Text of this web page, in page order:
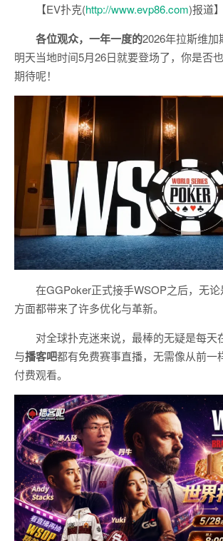
【EV扑克(http://www.evp86.com)报道】
各位观众，一年一度的2026年拉斯维
明天当地时间5月26日就要登场了，你是否
期待呢！
在GGPoker正式接手WSOP之后，无
方面都带来了许多优化与革新。
对全球扑克迷来说，最棒的无疑是每天
与播客吧都有免费赛事直播，无需像从前一
付费观看。